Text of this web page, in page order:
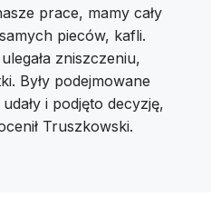
prace, mamy cały
pieców, kafli.
zniszczeniu,
Były podejmowane
i podjęto decyzję,
Truszkowski.